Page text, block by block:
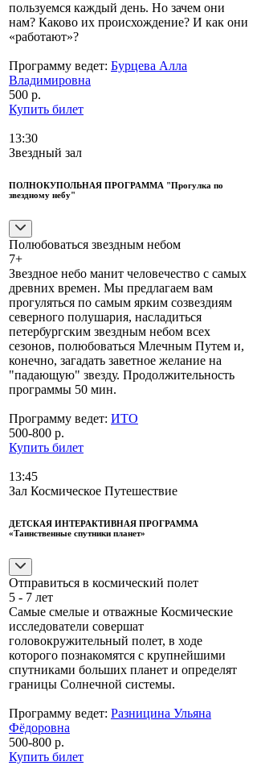
пользуемся каждый день. Но зачем они
нам? Каково их происхождение? И как они
«работают»?
Программу ведет: Бурцева Алла
Владимировна
500 р.
Купить билет
13:30
Звездный зал
ПОЛНОКУПОЛЬНАЯ ПРОГРАММА "Прогулка по
звездному небу"
Полюбоваться звездным небом
7+
Звездное небо манит человечество с самых
древних времен. Мы предлагаем вам
прогуляться по самым ярким созвездиям
северного полушария, насладиться
петербургским звездным небом всех
сезонов, полюбоваться Млечным Путем и,
конечно, загадать заветное желание на
"падающую" звезду. Продолжительность
программы 50 мин.
Программу ведет: ИТО
500-800 р.
Купить билет
13:45
Зал Космическое Путешествие
ДЕТСКАЯ ИНТЕРАКТИВНАЯ ПРОГРАММА
«Таинственные спутники планет»
Отправиться в космический полет
5 - 7 лет
Самые смелые и отважные Космические
исследователи совершат
головокружительный полет, в ходе
которого познакомятся с крупнейшими
спутниками больших планет и определят
границы Солнечной системы.
Программу ведет: Разницина Ульяна
Фёдоровна
500-800 р.
Купить билет